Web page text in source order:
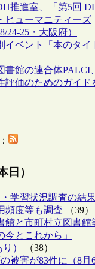
推進室、「第5回
ヒューマニティーズ
25・大阪府）
イベント「本のタイ
館の連合体PALCI、
評価のためのガイド
日）
学習状況調査の結
頻度等も調査 （39）
館と市町村立図書館
とこれから」
）
（38）
被害が83件に（8月